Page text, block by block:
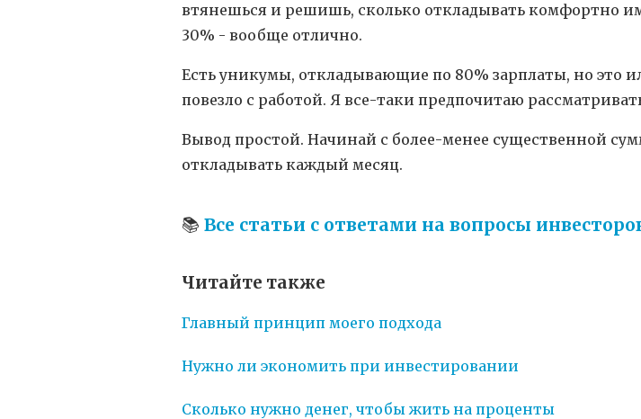
втянешься и решишь, сколько откладывать комфортно
30% - вообще отлично.
Есть уникумы, откладывающие по 80% зарплаты, но это
повезло с работой. Я все-таки предпочитаю
Вывод простой. Начинай с более-менее существенной
откладывать каждый месяц.
📚 Все статьи с ответами на вопросы
Читайте также
Главный принцип моего подхода
Нужно ли экономить при инвестировании
Сколько нужно денег, чтобы жить на проценты